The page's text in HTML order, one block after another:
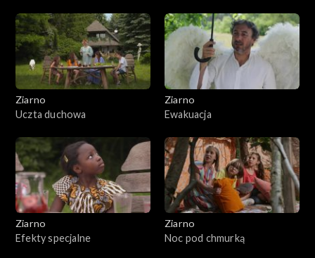
Ziarno
Uczta duchowa
Ziarno
Ewakuacja
Ziarno
Efekty specjalne
Ziarno
Noc pod chmurką